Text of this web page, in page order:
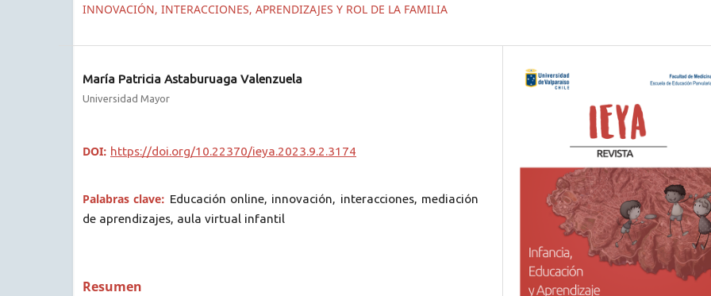
INNOVACIÓN, INTERACCIONES, APRENDIZAJES Y ROL DE LA FAMILIA
María Patricia Astaburuaga Valenzuela
Universidad Mayor
DOI: https://doi.org/10.22370/ieya.2023.9.2.3174
Palabras clave: Educación online, innovación, interacciones, mediación
de aprendizajes, aula virtual infantil
Resumen